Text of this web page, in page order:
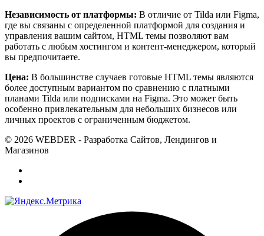
Независимость от платформы: В отличие от Tilda или Figma,
где вы связаны с определенной платформой для создания и
управления вашим сайтом, HTML темы позволяют вам
работать с любым хостингом и контент-менеджером, который
вы предпочитаете.
Цена: В большинстве случаев готовые HTML темы являются
более доступным вариантом по сравнению с платными
планами Tilda или подписками на Figma. Это может быть
особенно привлекательным для небольших бизнесов или
личных проектов с ограниченным бюджетом.
© 2026 WEBDER - Разработка Сайтов, Лендингов и
Магазинов